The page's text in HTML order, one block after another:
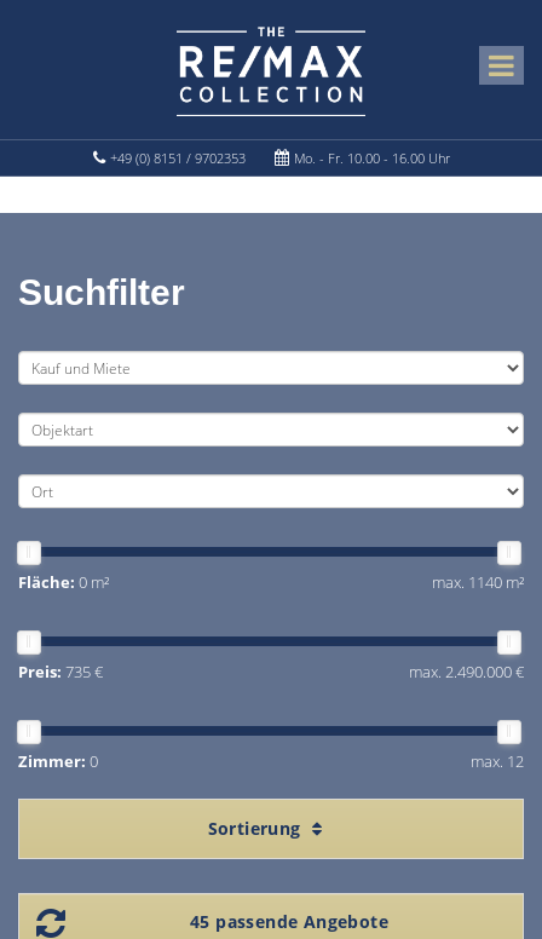
+49 (0) 8151 / 9702353 Mo. - Fr. 10.00 - 16.00 Uhr
Suchfilter
Fläche: 0 m² max. 1140 m²
Preis: 735 € max. 2.490.000 €
Zimmer: 0 max. 12
Sortierung
45 passende Angebote